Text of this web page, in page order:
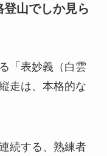
山でしか見ら
「表妙義（白雲
走は、本格的な
続する、熟練者